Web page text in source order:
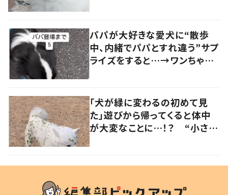
パパが大好きな愛犬に“散歩
中、内緒でパパとすれ違う”サプ
ライズをすると…→ワンちゃん
「犬が緑に変わるの初めて見
た」遊びから帰ってくると体中
が大変なことに…！？ “小さい